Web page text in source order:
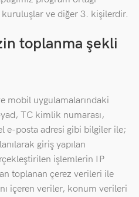
ve diğer 3. kişilerdir.
toplanma şekli
mobil uygulamalarındaki
TC kimlik numarası,
e-posta adresi gibi bilgiler ile;
giriş yapılan
işlemlerin IP
toplanan çerez verileri ile
içeren veriler, konum verileri